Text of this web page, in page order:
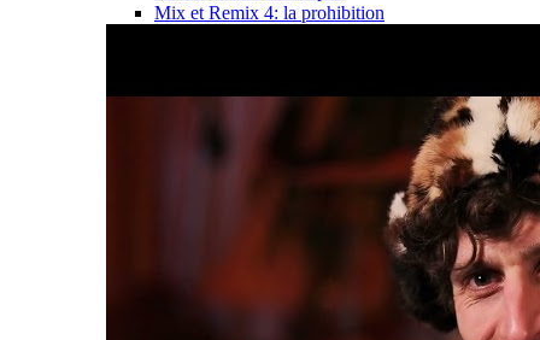
Mix et Remix 4: la prohibition